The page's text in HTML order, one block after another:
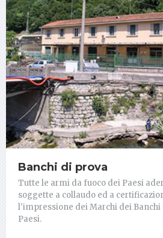
Banchi di prova
Tutte le armi da fuoco dei Paesi
soggette a collaudo ed a
l'impressione dei Marchi dei
Paesi.